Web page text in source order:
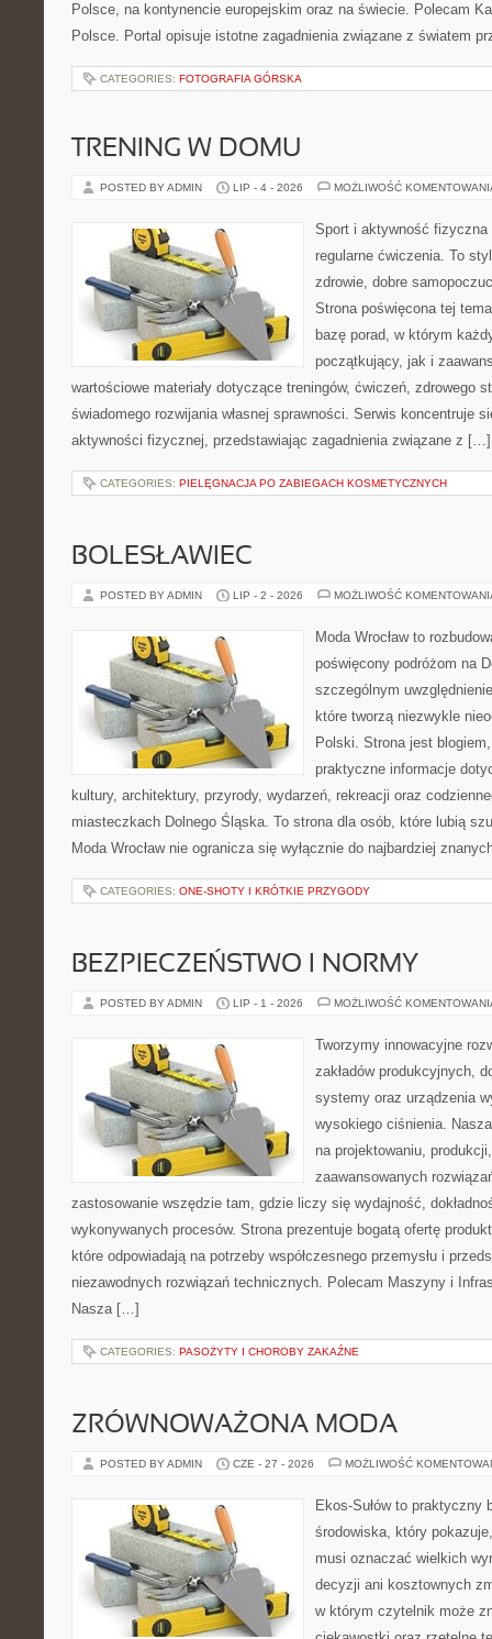
Polsce, na kontynencie europejskim oraz na świecie. Polecam
Polsce. Portal opisuje istotne zagadnienia związane z światem
CATEGORIES: FOTOGRAFIA GÓRSKA
TRENING W DOMU
POSTED BY ADMIN LIP - 4 - 2026 MOŻLIWOŚĆ
Sport i aktywność
regularne ćwiczenia. To
zdrowie, dobre
Strona poświęcona tej
bazę porad, w którym
początkujący, jak i
wartościowe materiały dotyczące treningów, ćwiczeń, zdrowego
świadomego rozwijania własnej sprawności. Serwis koncentruje
aktywności fizycznej, przedstawiając zagadnienia związane z […]
CATEGORIES: PIELĘGNACJA PO ZABIEGACH KOSMETYCZNYCH
BOLESŁAWIEC
POSTED BY ADMIN LIP - 2 - 2026 MOŻLIWOŚĆ
Moda Wrocław to
poświęcony podróżom na
szczególnym
które tworzą niezwykle
Polski. Strona jest
praktyczne informacje
kultury, architektury, przyrody, wydarzeń, rekreacji oraz
miasteczkach Dolnego Śląska. To strona dla osób, które lubią
Moda Wrocław nie ogranicza się wyłącznie do najbardziej
CATEGORIES: ONE-SHOTY I KRÓTKIE PRZYGODY
BEZPIECZEŃSTWO I NORMY
POSTED BY ADMIN LIP - 1 - 2026 MOŻLIWOŚĆ
Tworzymy innowacyjne
zakładów produkcyjnych,
systemy oraz urządzenia
wysokiego ciśnienia.
na projektowaniu,
zaawansowanych
zastosowanie wszędzie tam, gdzie liczy się wydajność,
wykonywanych procesów. Strona prezentuje bogatą ofertę
które odpowiadają na potrzeby współczesnego przemysłu i
niezawodnych rozwiązań technicznych. Polecam Maszyny i
Nasza […]
CATEGORIES: PASOŻYTY I CHOROBY ZAKAŹNE
ZRÓWNOWAŻONA MODA
POSTED BY ADMIN CZE - 27 - 2026 MOŻLIWOŚĆ
Ekos-Sułów to praktyczny
środowiska, który
musi oznaczać wielkich
decyzji ani kosztownych
w którym czytelnik może